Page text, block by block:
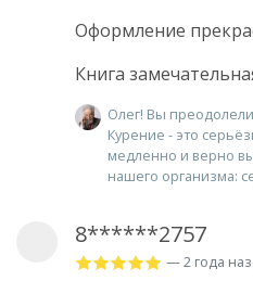
Оформление
Книга
Олег! Вы
Курение - это
медленно и верно
нашего организма:
8******2757
— 2 года